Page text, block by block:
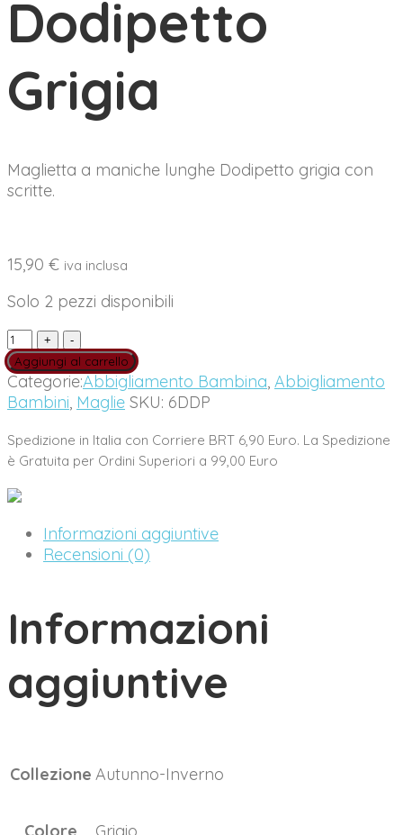
Dodipetto
Grigia
Maglietta a maniche lunghe Dodipetto grigia con
scritte.
15,90 € iva inclusa
Solo 2 pezzi disponibili
Maglietta
Manica
Lunga
Dodipetto
quantity
Aggiungi al carrello
Categorie:Abbigliamento Bambina, Abbigliamento
Bambini, Maglie SKU: 6DDP
Spedizione in Italia con Corriere BRT 6,90 Euro. La Spedizione
è Gratuita per Ordini Superiori a 99,00 Euro
Informazioni aggiuntive
Recensioni (0)
Informazioni
aggiuntive
Collezione Autunno-Inverno
Colore Grigio